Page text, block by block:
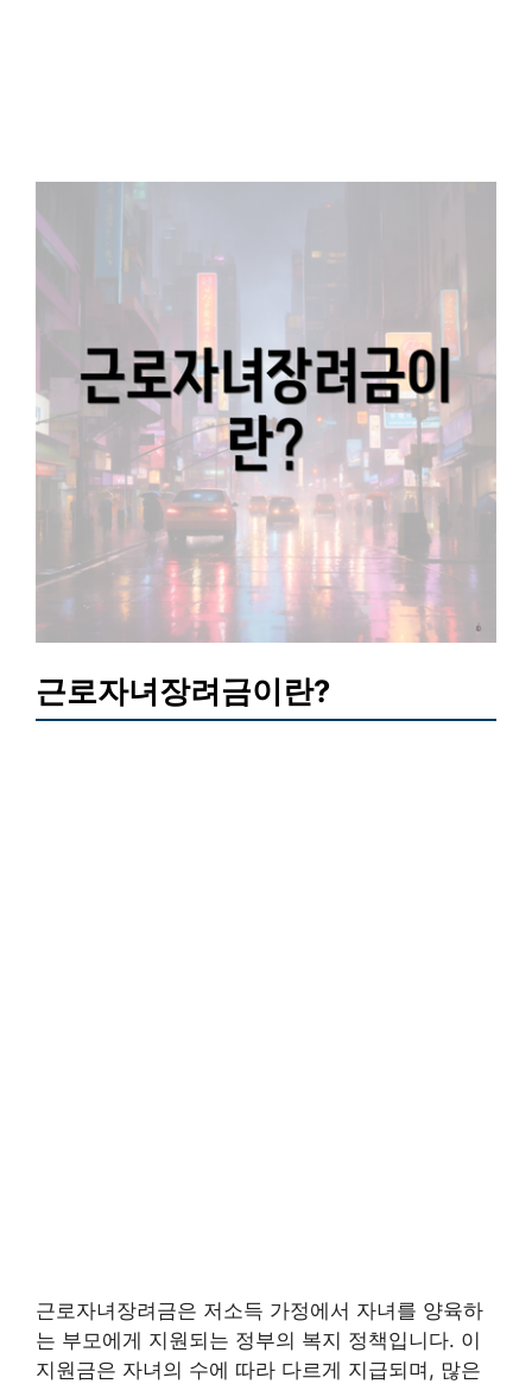
근로자녀장려금이란?
근로자녀장려금은 저소득 가정에서 자녀를 양육하
는 부모에게 지원되는 정부의 복지 정책입니다. 이
지원금은 자녀의 수에 따라 다르게 지급되며, 많은